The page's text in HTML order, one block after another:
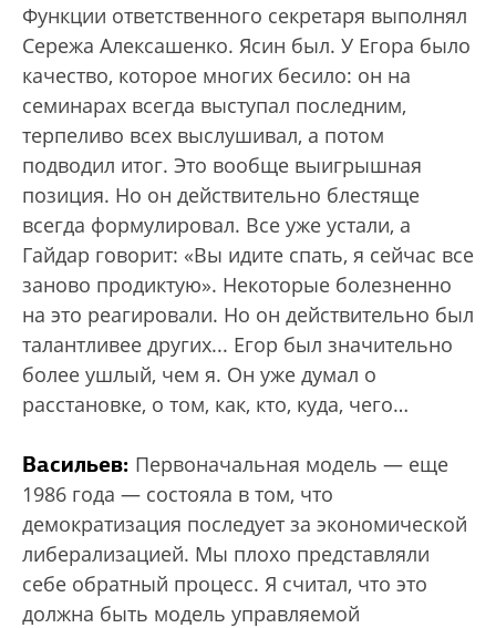
Функции ответственного секретаря выполнял
Сережа Алексашенко. Ясин был. У Егора было
качество, которое многих бесило: он на
семинарах всегда выступал последним,
терпеливо всех выслушивал, а потом
подводил итог. Это вообще выигрышная
позиция. Но он действительно блестяще
всегда формулировал. Все уже устали, а
Гайдар говорит: «Вы идите спать, я сейчас все
заново продиктую». Некоторые болезненно
на это реагировали. Но он действительно был
талантливее других... Егор был значительно
более ушлый, чем я. Он уже думал о
расстановке, о том, как, кто, куда, чего…
Васильев: Первоначальная модель — еще
1986 года — состояла в том, что
демократизация последует за экономической
либерализацией. Мы плохо представляли
себе обратный процесс. Я считал, что это
должна быть модель управляемой